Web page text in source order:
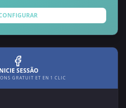
SESSÃO
GRATUIT ET EN 1 CLIC